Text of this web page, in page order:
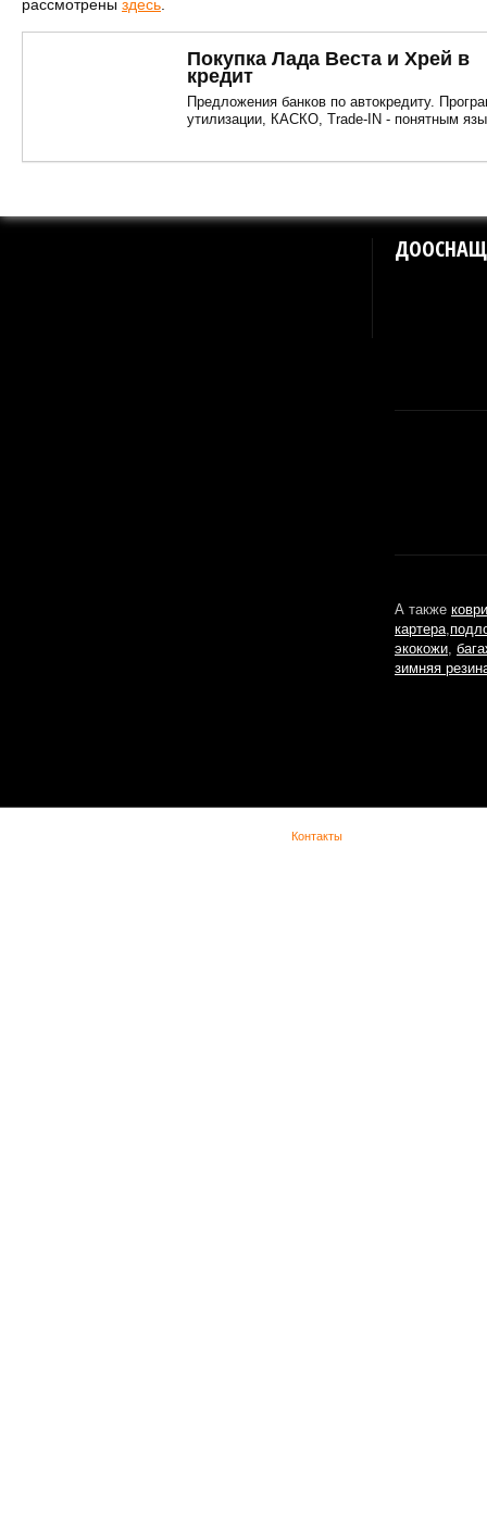
рассмотрены здесь
Покупка Лада Веста и Хрей в
кредит
Предложения банков по автокредиту.
утилизации, КАСКО, Trade-IN - понятным
А также
картера,
экокожи,
зимняя
Контакты